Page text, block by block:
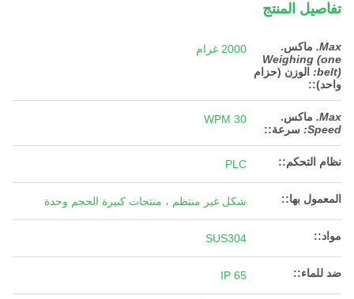
تفاصيل المنتج
Max. ماكس.
Weighing (one
belt):
الوزن (حزام
واحد)::
2000 غرام
Max. ماكس.
Speed:
سرعة::
30 WPM
نظام التحكم:: PLC
المعمول بها:: شكل غير منتظم ، منتجات كبيرة الحجم وحدة
مواد:: SUS304
ضد للماء:: IP 65